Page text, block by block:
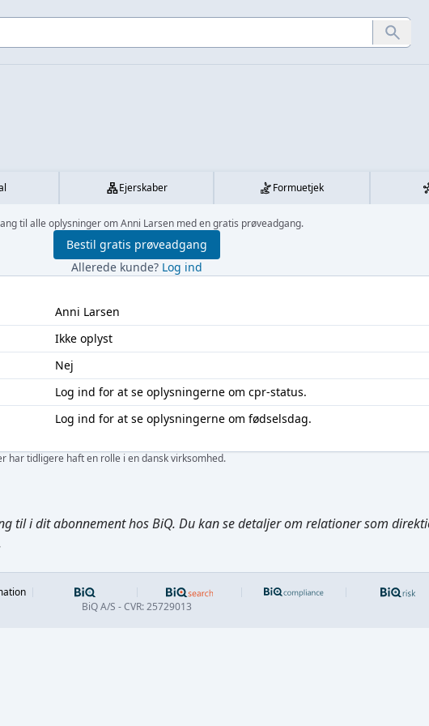
Ejerskaber Formuetjek
til alle oplysninger om Anni Larsen med en gratis prøveadgang.
Bestil gratis prøveadgang
Allerede kunde? Log ind
Anni Larsen
Ikke oplyst
Nej
Log ind for at se oplysningerne om cpr-status.
Log ind for at se oplysningerne om fødselsdag.
har tidligere haft en rolle i en dansk virksomhed.
i dit abonnement hos BiQ. Du kan se detaljer om relationer som
BiQ A/S - CVR: 25729013